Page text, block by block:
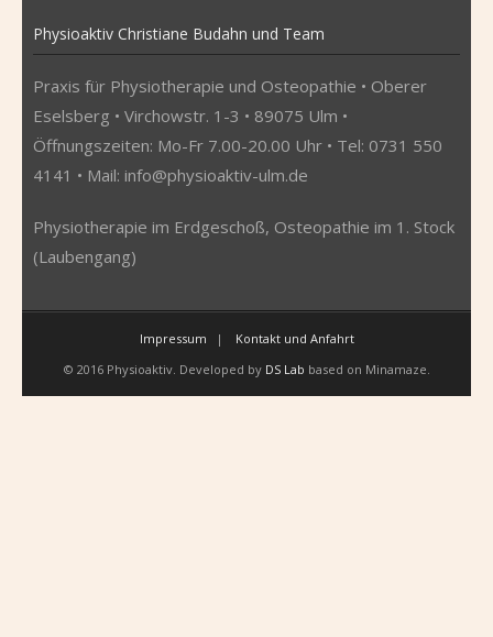
Physioaktiv Christiane Budahn und Team
Praxis für Physiotherapie und Osteopathie • Oberer
Eselsberg • Virchowstr. 1-3 • 89075 Ulm •
Öffnungszeiten: Mo-Fr 7.00-20.00 Uhr • Tel: 0731 550
4141 • Mail: info@physioaktiv-ulm.de
Physiotherapie im Erdgeschoß, Osteopathie im 1. Stock
(Laubengang)
Impressum
Kontakt und Anfahrt
© 2016 Physioaktiv. Developed by DS Lab based on Minamaze.